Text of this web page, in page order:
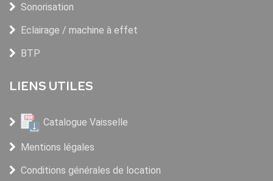
Sonorisation
Eclairage / machine à effet
BTP
LIENS UTILES
Catalogue Vaisselle
Mentions légales
Conditions générales de location